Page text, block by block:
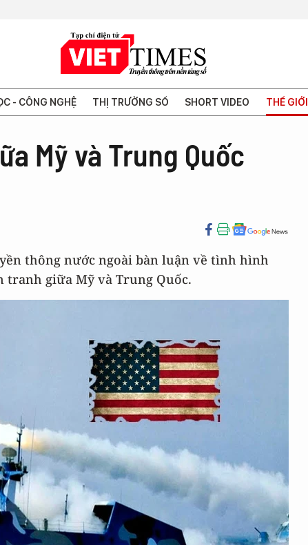
- CÔNG NGHỆ THỊ TRƯỜNG SỐ SHORT VIDEO THẾ GIỚI
Mỹ và Trung Quốc
thông nước ngoài bàn luận về tình hình
giữa Mỹ và Trung Quốc.